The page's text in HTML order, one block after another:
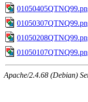
Apache/2.4.68 (Debian)